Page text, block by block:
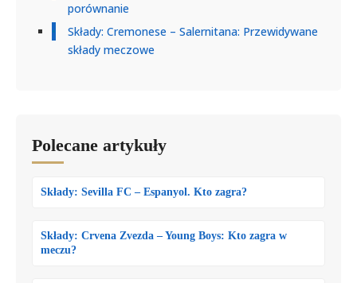
porównanie
Składy: Cremonese – Salernitana: Przewidywane
składy meczowe
Polecane artykuły
Składy: Sevilla FC – Espanyol. Kto zagra?
Składy: Crvena Zvezda – Young Boys: Kto zagra w
meczu?